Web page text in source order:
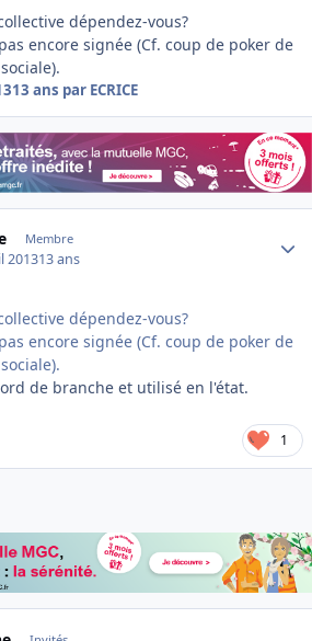
dépendez-vous?
encore signée (Cf. coup de poker de
13 ans par ECRICE
Membre
201313 ans
dépendez-vous?
encore signée (Cf. coup de poker de
de branche et utilisé en l'état.
1